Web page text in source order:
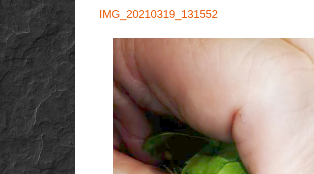
IMG_20210319_131552